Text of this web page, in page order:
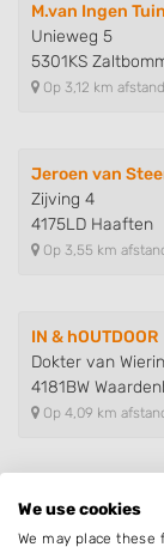
M.van Ingen
Unieweg 5
5301KS
Op 3,12 km afstand
Jeroen van
Zijving 4
4175LD Haaften
Op 3,55 km
IN & hOUTDOOR
Dokter van
4181BW
Op 4,09 km
Gelderse Pracht
We use cookies
We may place